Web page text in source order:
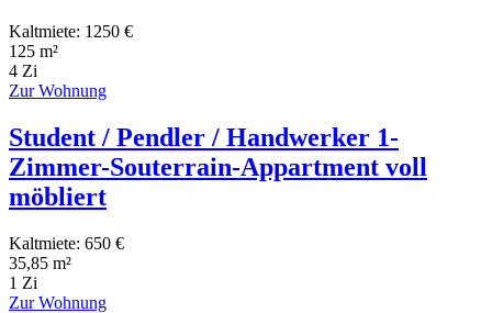
Kaltmiete: 1250 €
125 m²
4 Zi
Zur Wohnung
Student / Pendler / Handwerker 1-
Zimmer-Souterrain-Appartment voll
möbliert
Kaltmiete: 650 €
35,85 m²
1 Zi
Zur Wohnung